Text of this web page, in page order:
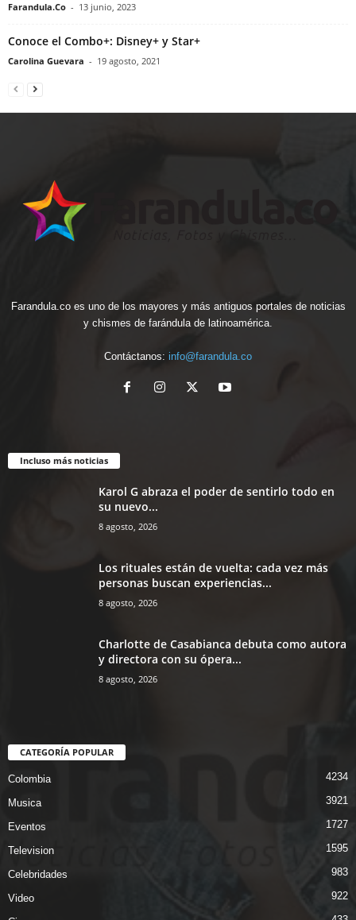
Farandula.Co - 13 junio, 2023
Conoce el Combo+: Disney+ y Star+
Carolina Guevara - 19 agosto, 2021
Farandula.co es uno de los mayores y más antiguos portales de noticias
y chismes de farándula de latinoamérica.
Contáctanos: info@farandula.co
Incluso más noticias
Karol G abraza el poder de sentirlo todo en
su nuevo...
8 agosto, 2026
Los rituales están de vuelta: cada vez más
personas buscan experiencias...
8 agosto, 2026
Charlotte de Casabianca debuta como autora
y directora con su ópera...
8 agosto, 2026
CATEGORÍA POPULAR
Colombia 4234
Musica 3921
Eventos 1727
Television 1595
Celebridades 983
Video 922